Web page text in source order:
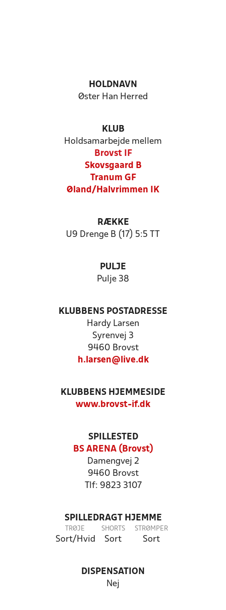
HOLDNAVN
Øster Han Herred
KLUB
Holdsamarbejde mellem
Brovst IF
Skovsgaard B
Tranum GF
Øland/Halvrimmen IK
RÆKKE
U9 Drenge B (17) 5:5 TT
PULJE
Pulje 38
KLUBBENS POSTADRESSE
Hardy Larsen
Syrenvej 3
9460 Brovst
h.larsen@live.dk
KLUBBENS HJEMMESIDE
www.brovst-if.dk
SPILLESTED
BS ARENA (Brovst)
Damengvej 2
9460 Brovst
Tlf: 9823 3107
SPILLEDRAGT HJEMME
TRØJE
Sort/Hvid
SHORTS
Sort
STRØMPER
Sort
DISPENSATION
Nej